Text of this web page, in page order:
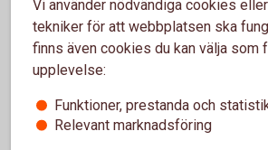
Vi har tagit fram ett verktyg där du
dagar du kunde undvika småköp
pengarna på ditt sparande. Du
bästa kompis, förälder eller partner?
kryss?
Vi använder nödvändiga cookies
tekniker för att webbplatsen ska
finns även cookies du kan välja som
upplevelse:
Funktioner, prestanda och
Relevant marknadsföring